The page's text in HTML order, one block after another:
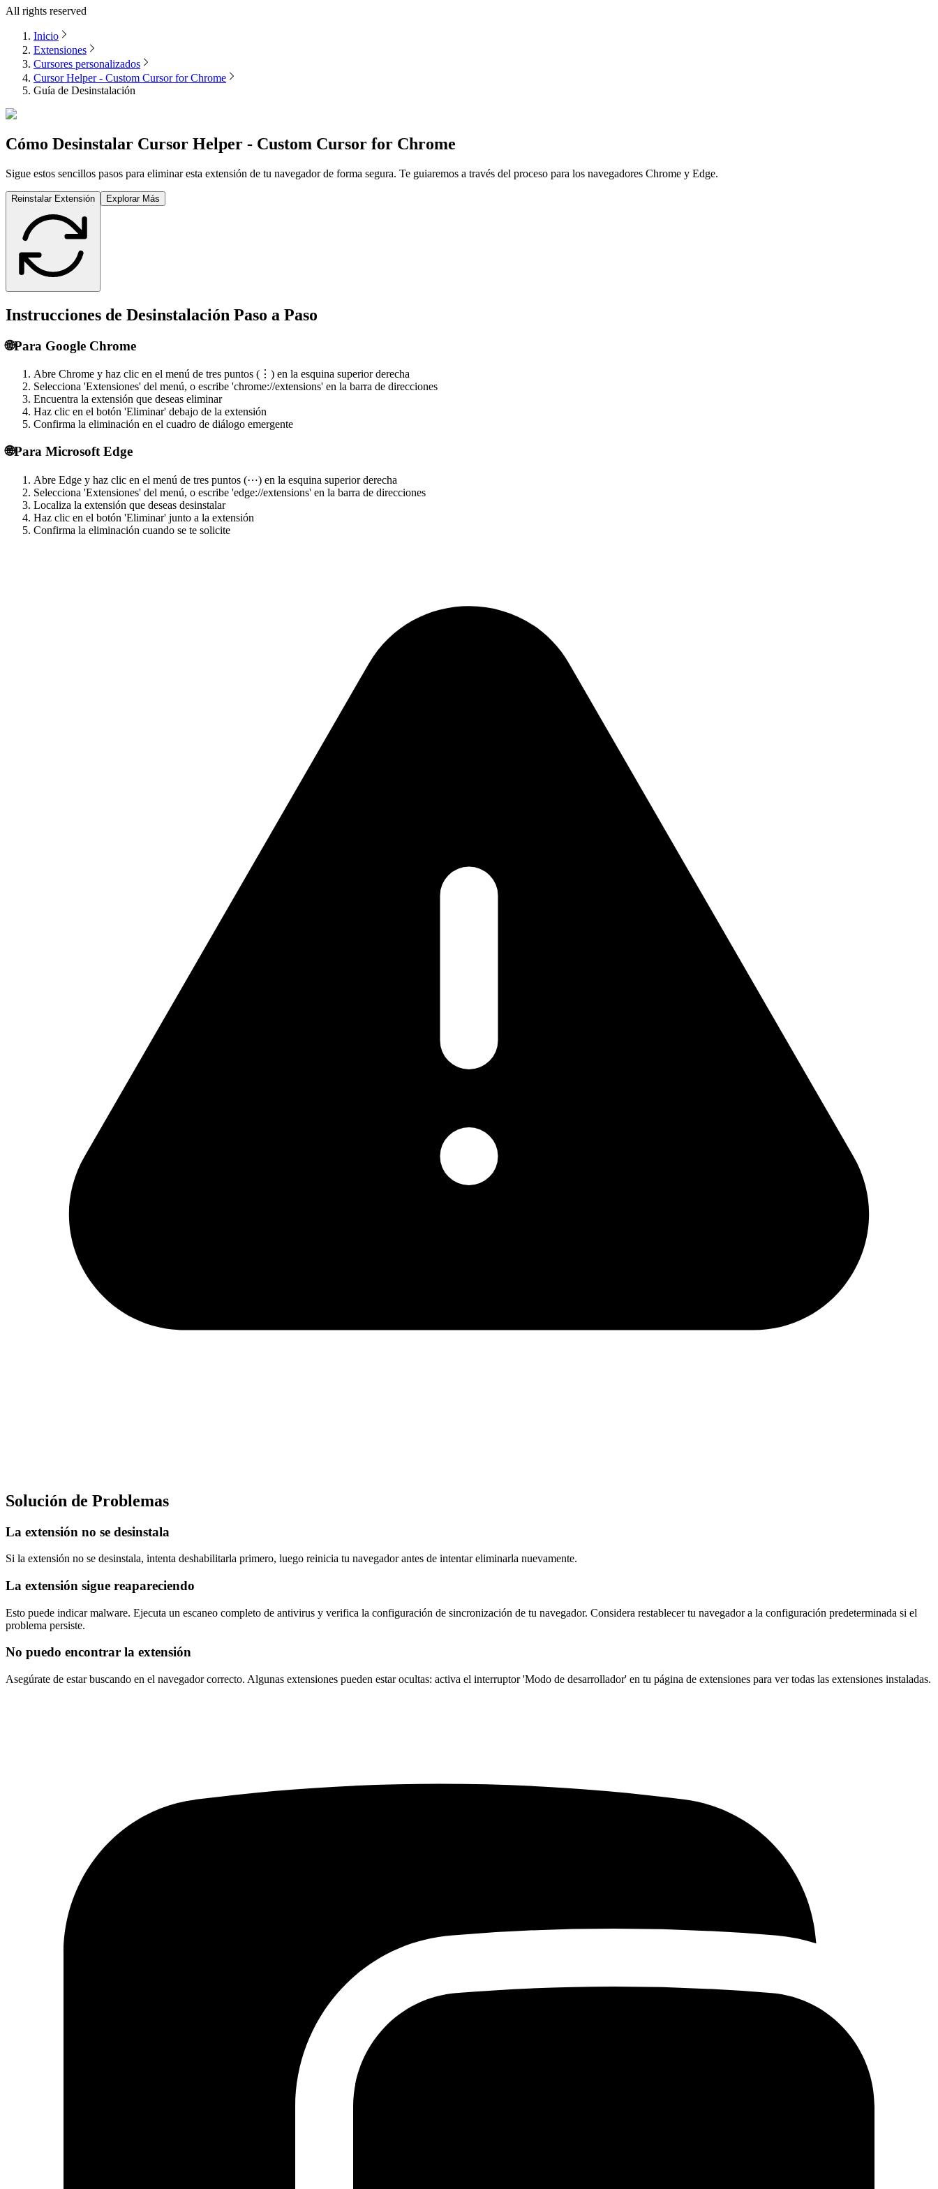
All rights reserved
Inicio
Extensiones
Cursores personalizados
Cursor Helper - Custom Cursor for Chrome
Guía de Desinstalación
Cómo Desinstalar Cursor Helper - Custom Cursor for Chrome
Sigue estos sencillos pasos para eliminar esta extensión de tu navegador de forma segura. Te guiaremos a través del proceso para los navegadores Chrome y Edge.
Reinstalar Extensión Explorar Más
Instrucciones de Desinstalación Paso a Paso
🌐Para Google Chrome
Abre Chrome y haz clic en el menú de tres puntos (⋮) en la esquina superior derecha
Selecciona 'Extensiones' del menú, o escribe 'chrome://extensions' en la barra de direcciones
Encuentra la extensión que deseas eliminar
Haz clic en el botón 'Eliminar' debajo de la extensión
Confirma la eliminación en el cuadro de diálogo emergente
🌐Para Microsoft Edge
Abre Edge y haz clic en el menú de tres puntos (⋯) en la esquina superior derecha
Selecciona 'Extensiones' del menú, o escribe 'edge://extensions' en la barra de direcciones
Localiza la extensión que deseas desinstalar
Haz clic en el botón 'Eliminar' junto a la extensión
Confirma la eliminación cuando se te solicite
Solución de Problemas
La extensión no se desinstala
Si la extensión no se desinstala, intenta deshabilitarla primero, luego reinicia tu navegador antes de intentar eliminarla nuevamente.
La extensión sigue reapareciendo
Esto puede indicar malware. Ejecuta un escaneo completo de antivirus y verifica la configuración de sincronización de tu navegador. Considera restablecer tu navegador a la configuración predeterminada si el
problema persiste.
No puedo encontrar la extensión
Asegúrate de estar buscando en el navegador correcto. Algunas extensiones pueden estar ocultas: activa el interruptor 'Modo de desarrollador' en tu página de extensiones para ver todas las extensiones instaladas.